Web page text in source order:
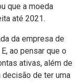
que a moeda
até 2021.
da empresa de
ao pensar que o
ativas, além de
decisão de ter uma